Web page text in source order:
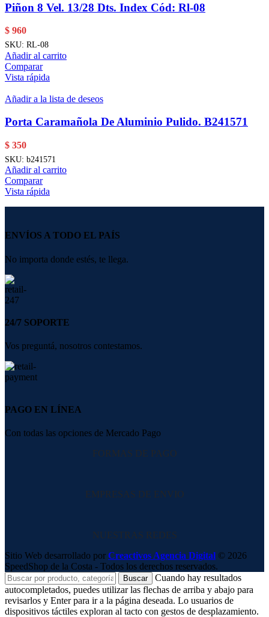
Piñon 8 Vel. 13/28 Dts. Index Cód: Rl-08
$ 960
SKU: RL-08
Añadir al carrito
Comparar
Vista rápida
Añadir a la lista de deseos
Porta Caramañola De Aluminio Pulido. B241571
$ 350
SKU: b241571
Añadir al carrito
Comparar
Vista rápida
ENVÍOS A TODO EL PAÍS
No importa donde estés, te llega.
24/7 SOPORTE
Vos preguntá, nosotros contestamos.
PAGO EN LÍNEA
Con todas las opciones de Mercado Pago
FORMAS DE PAGO
EMPRESAS DE ENVIO
NUESTRAS REDES
Sitio Web desarrollado por Creactivos Agencia Digital © 2026
SpeedShop de la Costa - Todos los derechos reservados.
Buscar
Cuando hay resultados
autocompletados, puedes utilizar las flechas de arriba y abajo para
revisarlos y Enter para ir a la página deseada. Lo usuarios de
dispositivos táctiles exploran al tacto con gestos de desplazamiento.